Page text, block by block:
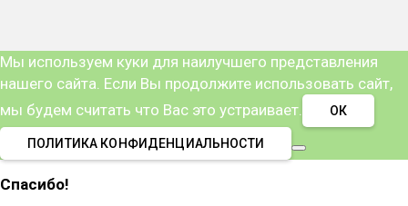
Мы используем куки для наилучшего представления
нашего сайта. Если Вы продолжите использовать сайт,
мы будем считать что Вас это устраивает.
ОК
ПОЛИТИКА КОНФИДЕНЦИАЛЬНОСТИ
Спасибо!